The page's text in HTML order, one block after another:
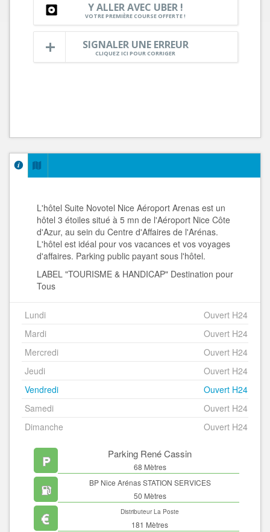
Y ALLER AVEC UBER !
VOTRE PREMIÈRE COURSE OFFERTE !
SIGNALER UNE ERREUR
CLIQUEZ ICI POUR CORRIGER
L'hôtel Suite Novotel Nice Aéroport Arenas est un
hôtel 3 étoiles situé à 5 mn de l'Aéroport Nice Côte
d'Azur, au sein du Centre d'Affaires de l'Arénas.
L'hôtel est idéal pour vos vacances et vos voyages
d'affaires. Parking public payant sous l'hôtel.
LABEL "TOURISME & HANDICAP" Destination pour
Tous
Lundi
Ouvert H24
Mardi
Ouvert H24
Mercredi
Ouvert H24
Jeudi
Ouvert H24
Vendredi
Ouvert H24
Samedi
Ouvert H24
Dimanche
Ouvert H24
Parking René Cassin
68 Mètres
BP Nice Arénas STATION SERVICES
50 Mètres
Distributeur La Poste
181 Mètres